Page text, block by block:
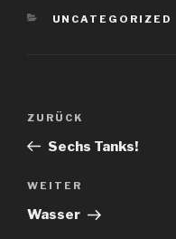
KATEGORIEN
UNCATEGORIZED
Beitragsnavigation
Vorheriger
Beitrag
ZURÜCK
Sechs Tanks!
Nächster
Beitrag
WEITER
Wasser